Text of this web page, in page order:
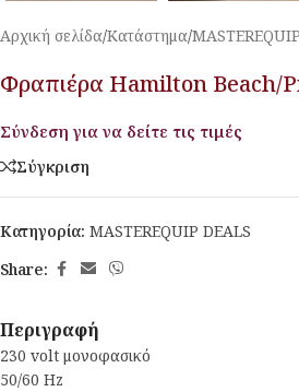
Αρχική σελίδα/Κατάστημα/
Φραπιέρα Hamilton Beach/
Σύνδεση για να δείτε τις τιμές
Σύγκριση
Κατηγορία: MASTEREQUIP DEALS
Share:
Περιγραφή
230 volt μονοφασικό
50/60 Hz